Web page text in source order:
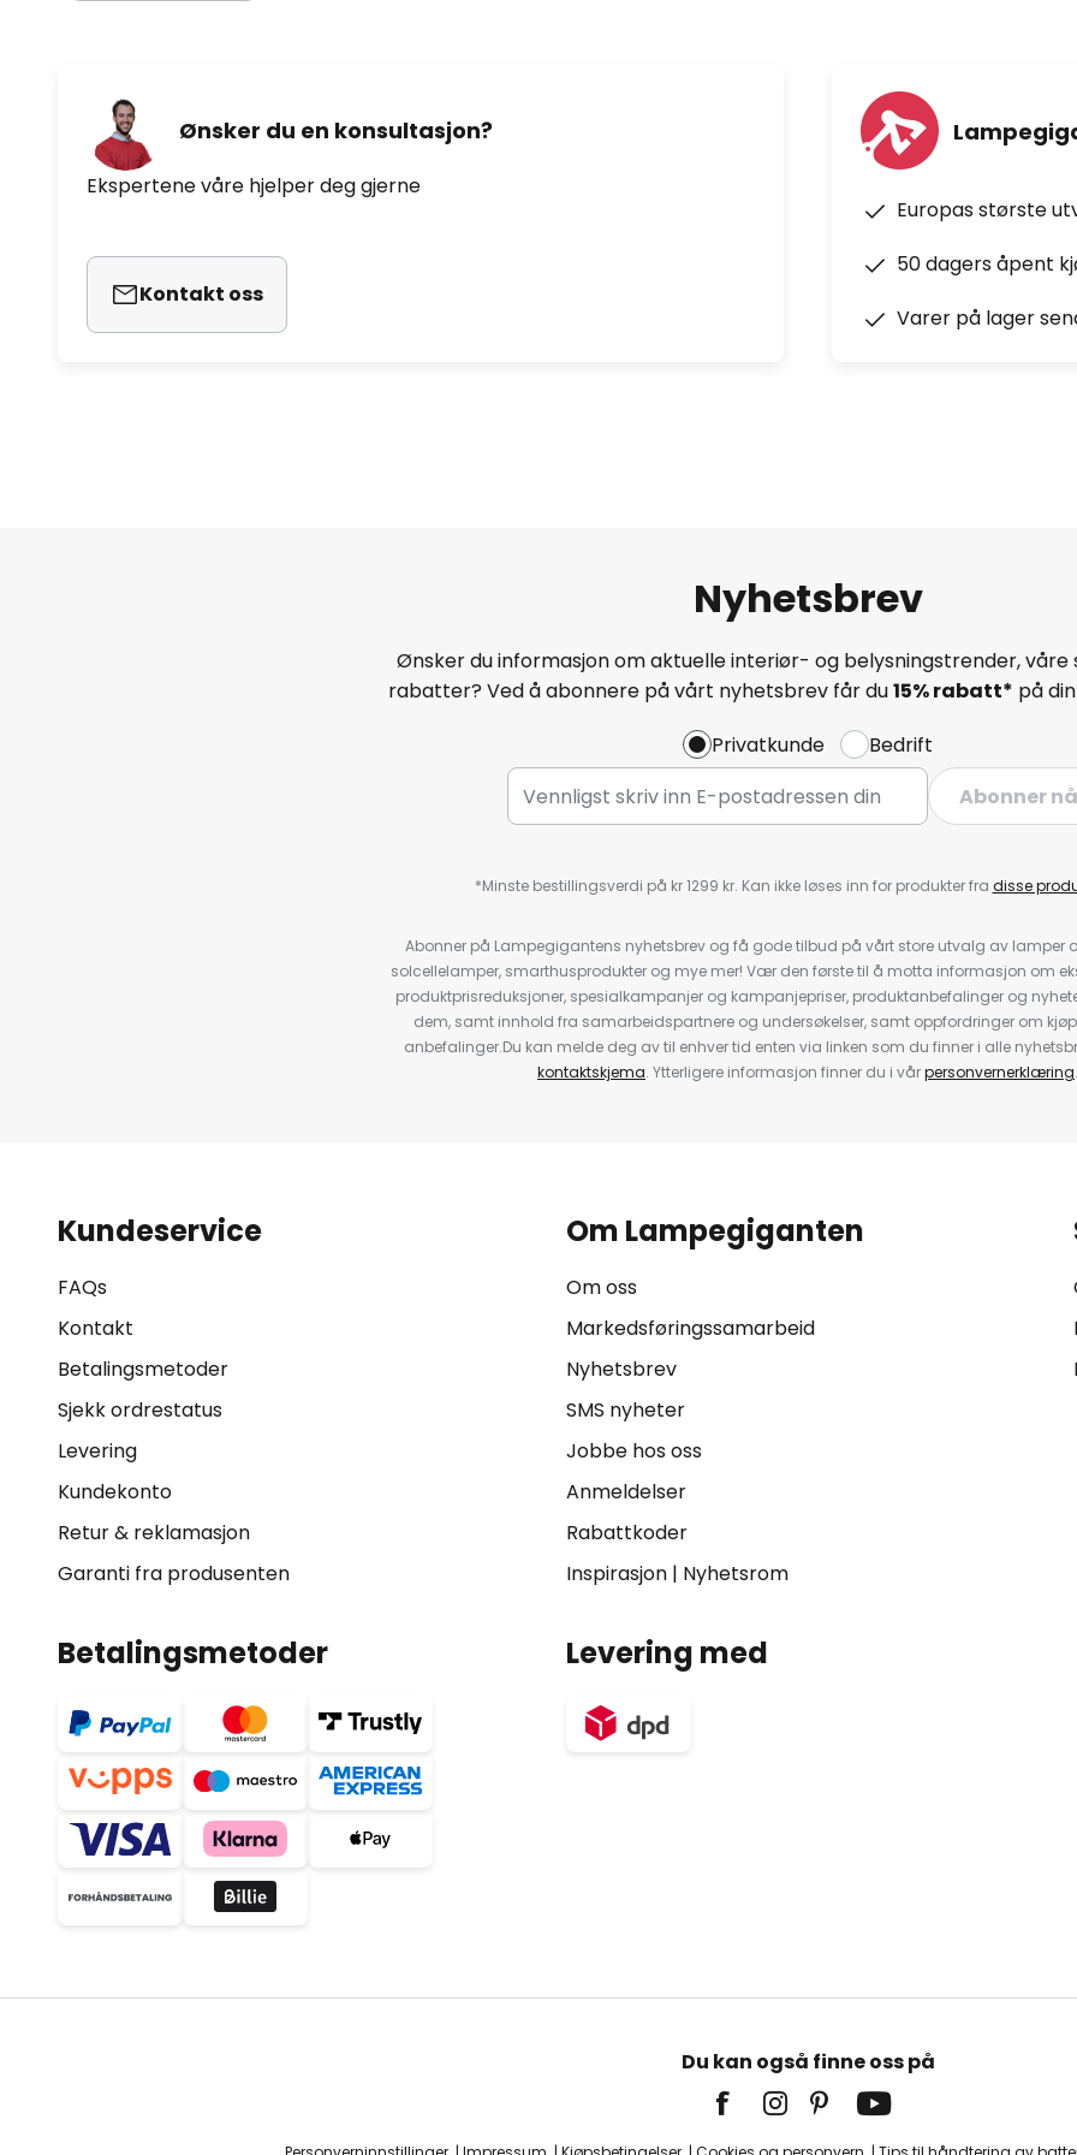
Ønsker du en konsultasjon?
Ekspertene våre hjelper deg gjerne
Kontakt oss
Europas største
50 dagers åpent
Varer på lager
Nyhetsbrev
Ønsker du informasjon om aktuelle interiør- og belysningstrender, våre
rabatter? Ved å abonnere på vårt nyhetsbrev får du15% rabatt* på
Privatkunde
Bedrift
Abonner nå
*Minste bestillingsverdi på kr 1299 kr. Kan ikke løses inn for produkter fra disse
Abonner på Lampegigantens nyhetsbrev og få gode tilbud på vårt store utvalg av lamper
solcellelamper, smarthusprodukter og mye mer! Vær den første til å motta informasjon om
produktprisreduksjoner, spesialkampanjer og kampanjepriser, produktanbefalinger og
dem, samt innhold fra samarbeidspartnere og undersøkelser, samt oppfordringer om
anbefalinger.Du kan melde deg av til enhver tid enten via linken som du finner i alle
kontaktskjema. Ytterligere informasjon finner du i vårpersonvernerklæring.
Kundeservice
FAQs
Kontakt
Betalingsmetoder
Sjekk ordrestatus
Levering
Kundekonto
Retur & reklamasjon
Garanti fra produsenten
Om Lampegiganten
Om oss
Markedsføringssamarbeid
Nyhetsbrev
SMS nyheter
Jobbe hos oss
Anmeldelser
Rabattkoder
Inspirasjon| Nyhetsrom
Betalingsmetoder Levering med
Du kan også finne oss på